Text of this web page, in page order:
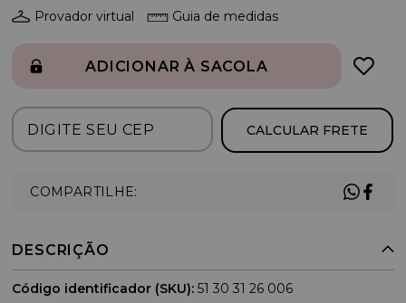
Provador virtual Guia de medidas
ADICIONAR À SACOLA
CALCULAR FRETE
COMPARTILHE:
DESCRIÇÃO
Código identificador (SKU): 51 30 31 26 006